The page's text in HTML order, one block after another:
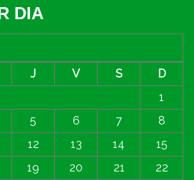
DIA
J V S
D
1
5 6 7
8
12 13 14
15
19 20 21
22